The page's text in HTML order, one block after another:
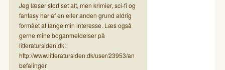
Jeg læser stort set alt, men krimier, sci-fi og
fantasy har af en eller anden grund aldrig
formået at fange min interesse. Læs også
gerne mine boganmeldelser på
litteratursiden.dk:
http://www.litteratursiden.dk/user/23953/an
befalinger